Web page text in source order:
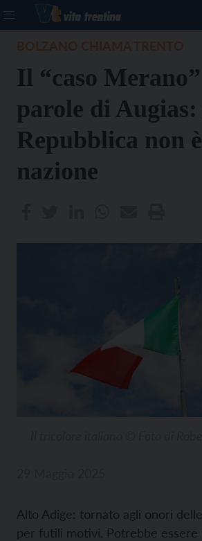
Il “caso
parole di
Repubblica non
nazione
Alto Adige: tornato agli onori
per futili motivi. Potrebbe essere